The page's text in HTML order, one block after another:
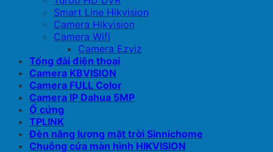
Smart Line Hikvision
Camera Hikvision
Camera Wifi
Camera Ezviz
Tổng đài điện thoại
Camera KBVISION
Camera FULL Color
Camera IP Dahua 5MP
Ổ cứng
TPLINK
Đèn năng lượng mặt trời Sinnichome
Chuông cửa màn hình HIKVISION